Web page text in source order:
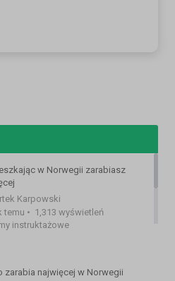
w Norwegii zarabiasz
Karpowski
temu • 1,313 wyświetleń
instruktażowe
zarabia najwięcej w Norwegii